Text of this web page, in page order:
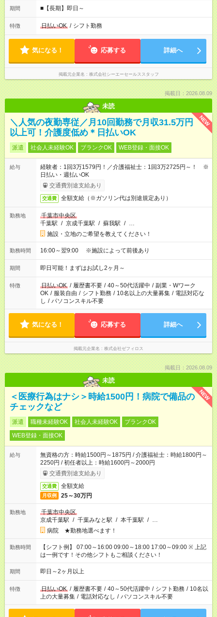
期間 ■【長期】即日～
特徴 日払いOK / シフト勤務
気になる！ 応募する 詳細へ
掲載元企業名 株式会社シーエーセールススタッフ
掲載日：2026.08.09
未読
NEW
＼人気の夜勤専従／月10回勤務で月収31.5万円
以上可！介護度低め＊日払いOK
派遣 社会人未経験OK ブランクOK WEB登録・面接OK
給与
経験者：1回3万1579円！／介護福祉士：1回3万2725円～！ ※
日払い・週払いOK
交通費別途支給あり
交通費 全額支給（※ガソリン代は別途規定あり）
勤務地
千葉市中央区
千葉駅 / 京成千葉駅 / 蘇我駅 / …
施設・立地のご希望を教えてください！
勤務時間 16:00～翌9:00 ※施設によって前後あり
期間 即日可能！まずはお試し2ヶ月～
特徴 日払いOK / 履歴書不要 / 40～50代活躍中 / 副業・Wワーク
OK / 服装自由 / シフト勤務 / 10名以上の大量募集 / 電話対応な
し / パソコンスキル不要
気になる！ 応募する 詳細へ
掲載元企業名 株式会社ゼフィロス
掲載日：2026.08.09
未読
NEW
＜医療行為はナシ＞時給1500円！病院で備品の
チェックなど
派遣 職種未経験OK 社会人未経験OK
ブランクOK
WEB登録・面接OK
給与
無資格の方：時給1500円～1875円 / 介護福祉士：時給1800円～
2250円 / 初任者以上：時給1600円～2000円
交通費別途支給あり
交通費 全額支給
月収例 25～30万円
勤務地
千葉市中央区
京成千葉駅 / 千葉みなと駅 / 本千葉駅 / …
病院 ★勤務地選べます！
勤務時間
【シフト例】 07:00～16:00 09:00～18:00 17:00～09:00 ※ 上記
は一例です！その他シフトもご相談ください！
期間 即日～2ヶ月以上
特徴 日払いOK / 履歴書不要 / 40～50代活躍中 / シフト勤務 / 10名以
上の大量募集 / 電話対応なし / パソコンスキル不要